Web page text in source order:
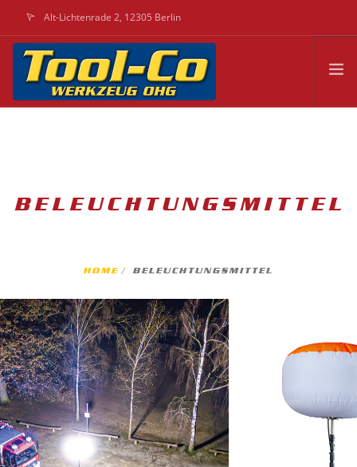
Alt-Lichtenrade 2, 12305 Berlin
info@feuerwehrkoffer.de
BELEUCHTUNGSMITTEL
HOME BELEUCHTUNGSMITTEL